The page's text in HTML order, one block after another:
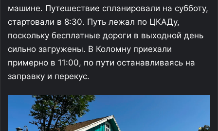
машине. Путешествие спланировали на субботу,
стартовали в 8:30. Путь лежал по ЦКАДу,
поскольку бесплатные дороги в выходной день
сильно загружены. В Коломну приехали
примерно в 11:00, по пути останавливаясь на
заправку и перекус.